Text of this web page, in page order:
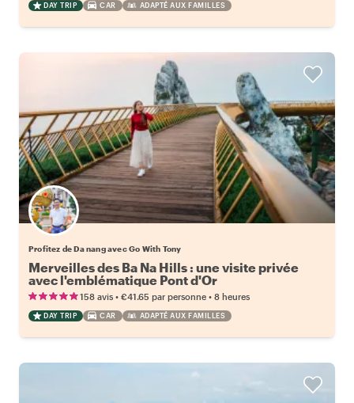
DAY TRIP CAR ADAPTÉ AUX FAMILLES
Profitez de Da nang avec Go With Tony
Merveilles des Ba Na Hills : une visite privée
avec l'emblématique Pont d'Or
158 avis • €41.65 par personne • 8 heures
DAY TRIP CAR ADAPTÉ AUX FAMILLES